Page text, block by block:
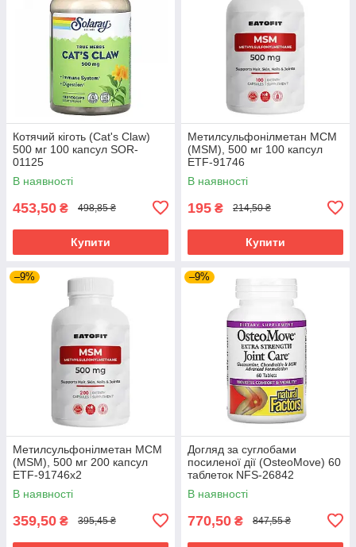
Котячий кіготь (Cat's Claw)
500 мг 100 капсул SOR-
01125
В наявності
453,50 ₴ 498,85 ₴
Купити
Метилсульфонілметан МСМ
(MSM), 500 мг 100 капсул
ETF-91746
В наявності
195 ₴ 214,50 ₴
Купити
–9%
Метилсульфонілметан МСМ
(MSM), 500 мг 200 капсул
ETF-91746x2
В наявності
359,50 ₴ 395,45 ₴
–9%
Догляд за суглобами
посиленої дії (OsteoMove) 60
таблеток NFS-26842
В наявності
770,50 ₴ 847,55 ₴